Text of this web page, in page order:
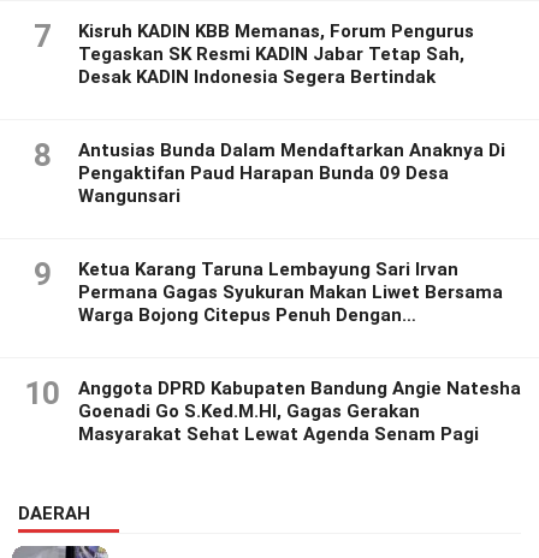
7
Kisruh KADIN KBB Memanas, Forum Pengurus
Tegaskan SK Resmi KADIN Jabar Tetap Sah,
Desak KADIN Indonesia Segera Bertindak
8
Antusias Bunda Dalam Mendaftarkan Anaknya Di
Pengaktifan Paud Harapan Bunda 09 Desa
Wangunsari
9
Ketua Karang Taruna Lembayung Sari Irvan
Permana Gagas Syukuran Makan Liwet Bersama
Warga Bojong Citepus Penuh Dengan
10
Anggota DPRD Kabupaten Bandung Angie Natesha
Goenadi Go S.Ked.M.HI, Gagas Gerakan
Masyarakat Sehat Lewat Agenda Senam Pagi
DAERAH